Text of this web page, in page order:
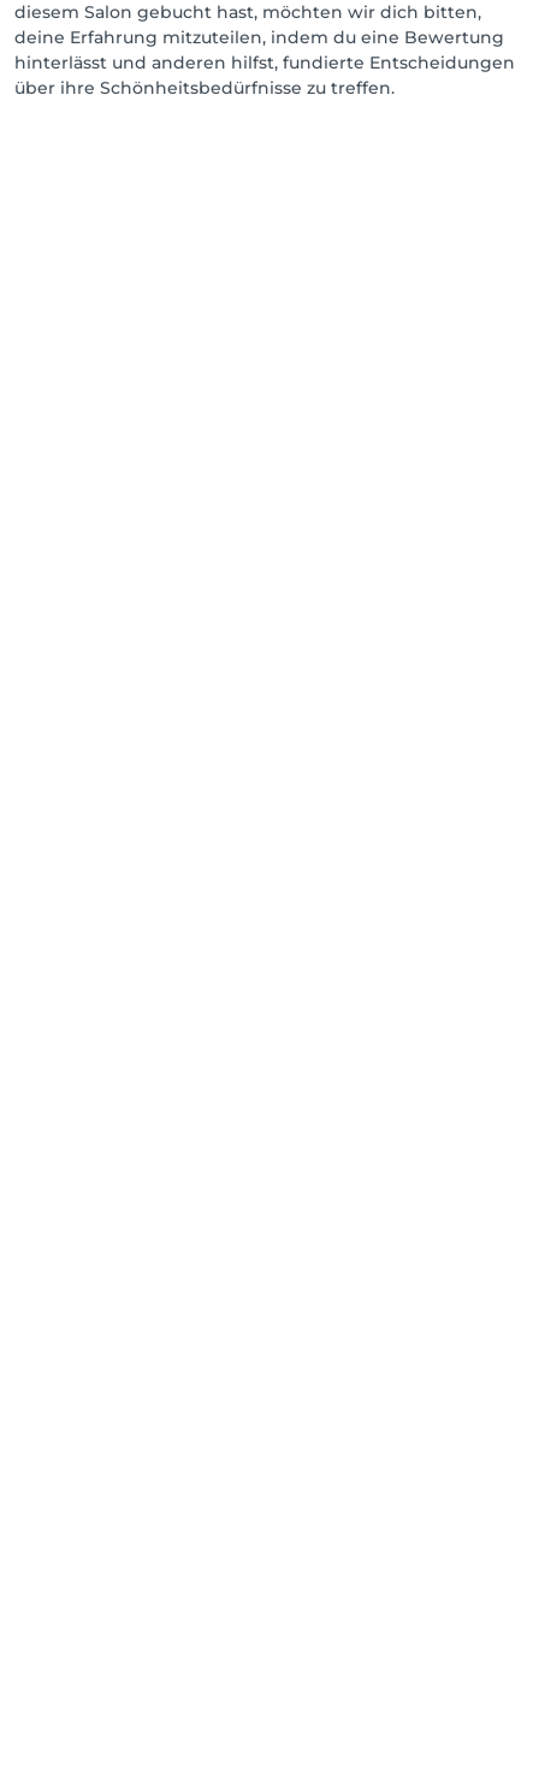
diesem Salon gebucht hast, möchten wir dich bitten,
deine Erfahrung mitzuteilen, indem du eine Bewertung
hinterlässt und anderen hilfst, fundierte Entscheidungen
über ihre Schönheitsbedürfnisse zu treffen.